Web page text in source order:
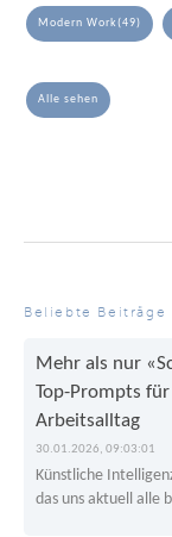
Modern Work(49)
Alle sehen
Beliebte Beiträge
Mehr als nur
Top-Prompts
Arbeitsalltag
30.01.2026, 09:03:01
Künstliche
das uns aktuell alle